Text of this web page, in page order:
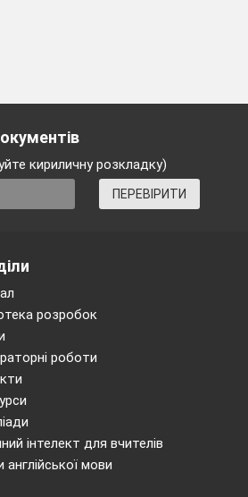
кириличну розкладку)
ПЕРЕВІРИТИ
розробок
роботи
інтелект для вчителів
англійської мови